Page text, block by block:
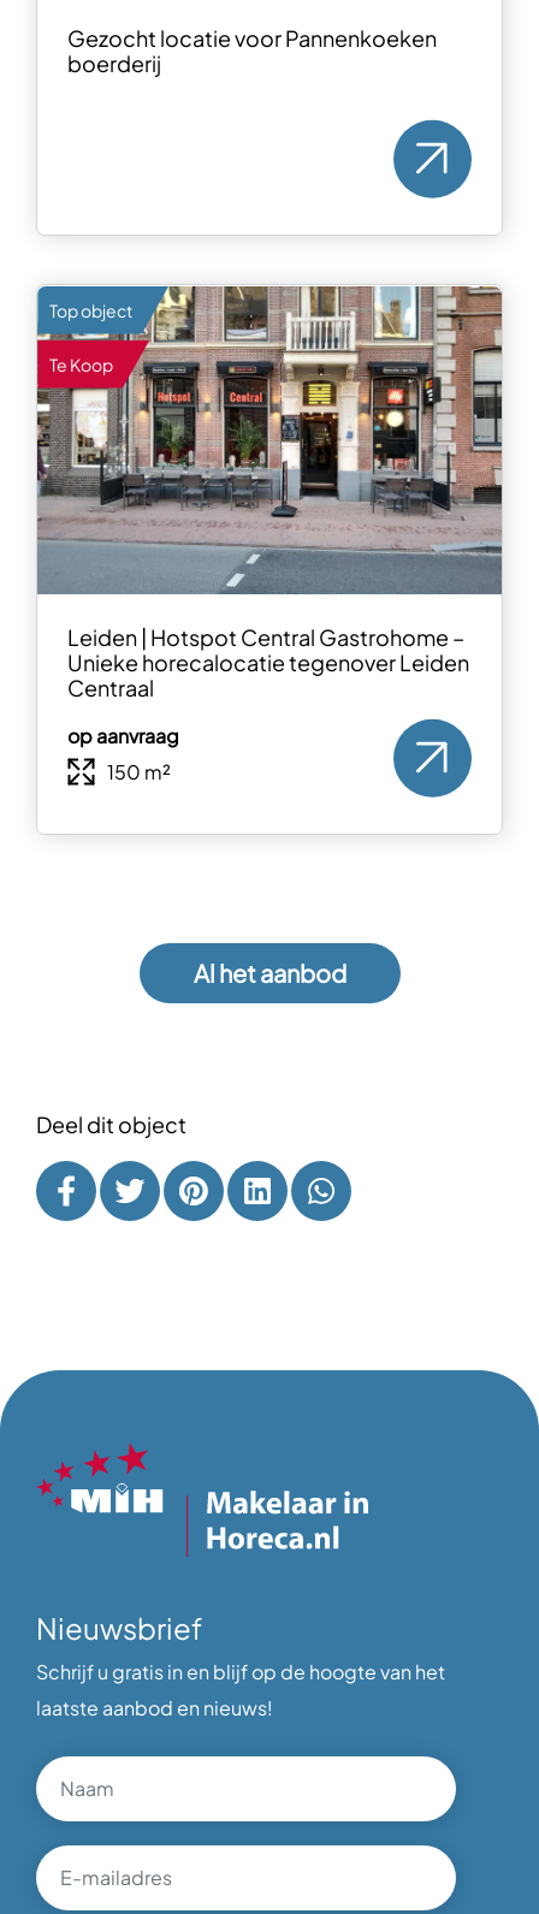
Gezocht locatie voor Pannenkoeken
boerderij
Top object
Te Koop
Leiden | Hotspot Central Gastrohome –
Unieke horecalocatie tegenover Leiden
Centraal
op aanvraag
150 m²
Al het aanbod
Deel dit object
Nieuwsbrief
Schrijf u gratis in en blijf op de hoogte van het
laatste aanbod en nieuws!